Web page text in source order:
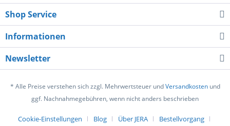
Shop Service
Informationen
Newsletter
* Alle Preise verstehen sich zzgl. Mehrwertsteuer undVersandkostenund
ggf. Nachnahmegebühren, wenn nicht anders beschrieben
Cookie-Einstellungen Blog Über JERA
Bestellvorgang